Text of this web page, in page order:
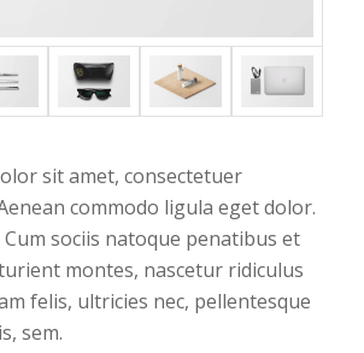
sit amet, consectetuer
commodo ligula eget dolor.
Cum sociis natoque penatibus et
montes, nascetur ridiculus
felis, ultricies nec, pellentesque
sem.